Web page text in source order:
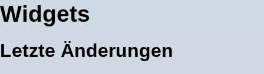
Widgets
Letzte Änderungen